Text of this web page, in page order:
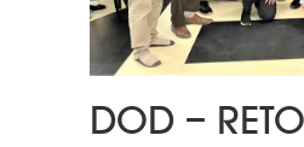
DOD –